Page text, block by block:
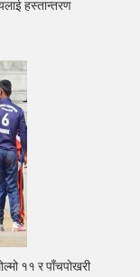
हस्तान्तरण
११ र पाँचपोखरी